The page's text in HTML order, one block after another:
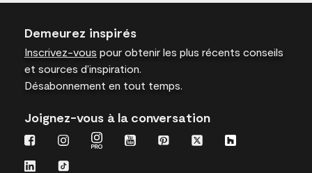
Demeurez inspirés
Inscrivez-vous pour obtenir les plus récents conseils
et sources d’inspiration.
Désabonnement en tout temps.
Joignez-vous à la conversation